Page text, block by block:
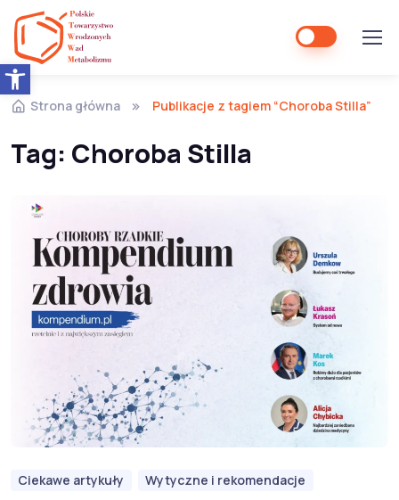
Open toolbar
Strona główna Publikacje z tagiem “Choroba Stilla”
Tag: Choroba Stilla
Ciekawe artykuły Wytyczne i rekomendacje